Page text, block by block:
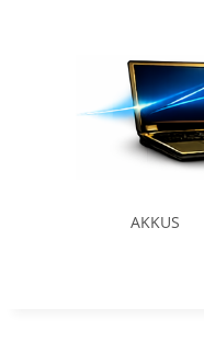
AKKUS